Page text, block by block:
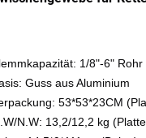
1/8"-6" Rohr
Guss aus Aluminium
53*53*23CM
N.W: 13,2/12,2 kg